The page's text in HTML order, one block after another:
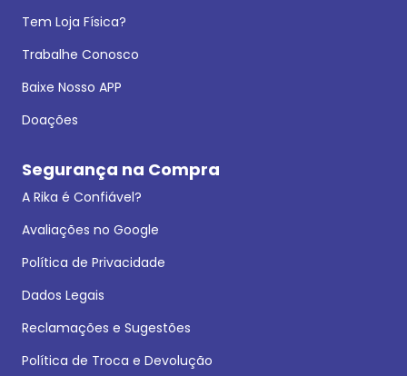
Tem Loja Física?
Trabalhe Conosco
Baixe Nosso APP
Doações
Segurança na Compra
A Rika é Confiável?
Avaliações no Google
Política de Privacidade
Dados Legais
Reclamações e Sugestões
Política de Troca e Devolução